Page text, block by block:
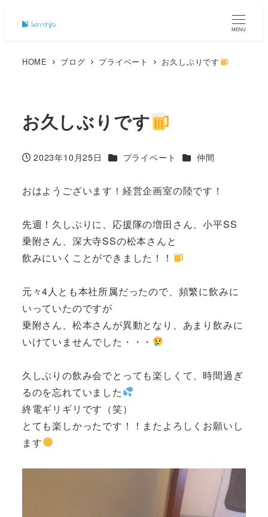
MENU
HOME ブログ プライベート お久しぶりです
お久しぶりです
投稿日
2023年10月25日 カテゴリー
プライベート カテゴリー
仲間
おはようございます！経営企画室の陸です！
先週！久しぶりに、応援隊の増田さん、小平SS
乗附さん、深大寺SSの松本さんと
飲みにいくことができました！！
元々4人とも本社所属だったので、頻繁に飲みに
いっていたのですが
乗附さん、松本さんが異動となり、あまり飲みに
いけていませんでした・・・
久しぶりの飲み会でとっても楽しくて、時間過ぎ
るのを忘れていました
終電ギリギリです（笑）
とても楽しかったです！！またよろしくお願いし
ます